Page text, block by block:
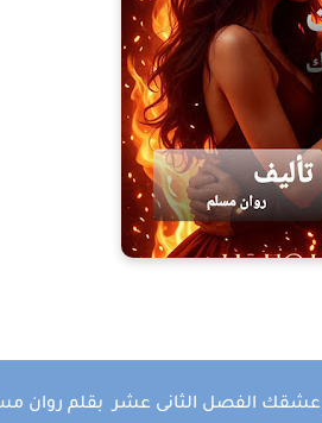
عشقك الفصل الثانى عشر بقلم روان